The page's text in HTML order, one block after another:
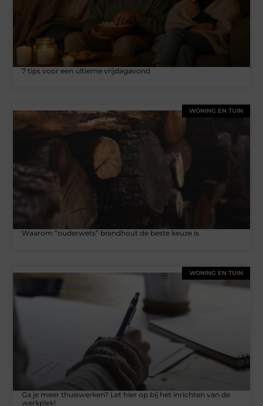
7 tips voor een ultieme vrijdagavond
WONING EN TUIN
Waarom “ouderwets” brandhout de beste keuze is
WONING EN TUIN
Ga je meer thuiswerken? Let hier op bij het inrichten van de
werkplek!